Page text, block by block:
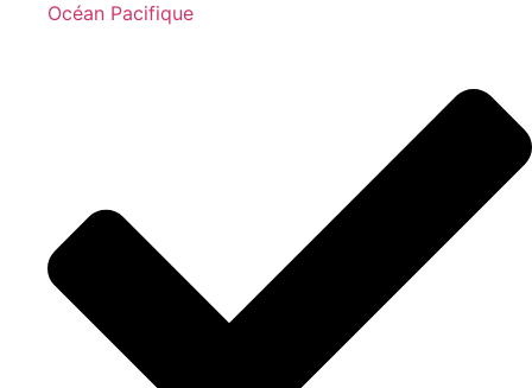
Océan Pacifique